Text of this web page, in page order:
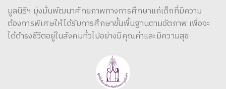
มูลนิธิฯ มุ่งมั่นพัฒนาศักยภาพทางการศึกษาแก่เด็กที่มีความ
ต้องการพิเศษให้ได้รับการศึกษาขั้นพื้นฐานตามอัตภาพ เพื่อจะ
ได้ดำรงชีวิตอยู่ในสังคมทั่วไปอย่างมีคุณค่าและมีความสุข